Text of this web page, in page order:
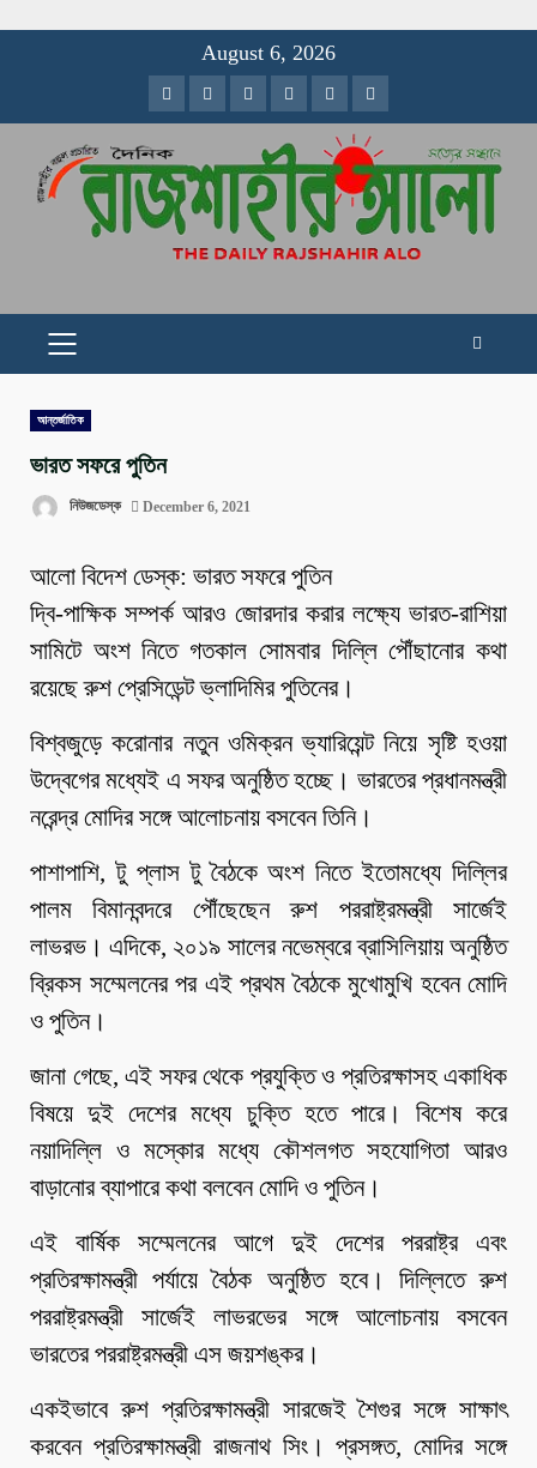
August 6, 2026
Facebook
TwitterInstagram
Youtube
VK LinkedIn
PRIMARY
আন্তর্জাতিক
ভারত সফরে পুতিন
নিউজডেস্ক December 6, 2021
আলো বিদেশ ডেস্ক: ভারত সফরে পুতিন
দ্বি-পাক্ষিক সম্পর্ক আরও জোরদার করার লক্ষ্যে ভারত-রাশিয়া
সামিটে অংশ নিতে গতকাল সোমবার দিল্লি পৌঁছানোর কথা
রয়েছে রুশ প্রেসিডেন্ট ভ্লাদিমির পুতিনের।
বিশ্বজুড়ে করোনার নতুন ওমিক্রন ভ্যারিয়েন্ট নিয়ে সৃষ্টি হওয়া
উদ্বেগের মধ্যেই এ সফর অনুষ্ঠিত হচ্ছে। ভারতের প্রধানমন্ত্রী
নরেন্দ্র মোদির সঙ্গে আলোচনায় বসবেন তিনি।
পাশাপাশি, টু প্লাস টু বৈঠকে অংশ নিতে ইতোমধ্যে দিল্লির
পালম বিমানবন্দরে পৌঁছেছেন রুশ পররাষ্ট্রমন্ত্রী সার্জেই
লাভরভ। এদিকে, ২০১৯ সালের নভেম্বরে ব্রাসিলিয়ায় অনুষ্ঠিত
ব্রিকস সম্মেলনের পর এই প্রথম বৈঠকে মুখোমুখি হবেন মোদি
ও পুতিন।
জানা গেছে, এই সফর থেকে প্রযুক্তি ও প্রতিরক্ষাসহ একাধিক
বিষয়ে দুই দেশের মধ্যে চুক্তি হতে পারে। বিশেষ করে
নয়াদিল্লি ও মস্কোর মধ্যে কৌশলগত সহযোগিতা আরও
বাড়ানোর ব্যাপারে কথা বলবেন মোদি ও পুতিন।
এই বার্ষিক সম্মেলনের আগে দুই দেশের পররাষ্ট্র এবং
প্রতিরক্ষামন্ত্রী পর্যায়ে বৈঠক অনুষ্ঠিত হবে। দিল্লিতে রুশ
পররাষ্ট্রমন্ত্রী সার্জেই লাভরভের সঙ্গে আলোচনায় বসবেন
ভারতের পররাষ্ট্রমন্ত্রী এস জয়শঙ্কর।
একইভাবে রুশ প্রতিরক্ষামন্ত্রী সারজেই শৈগুর সঙ্গে সাক্ষাৎ
করবেন প্রতিরক্ষামন্ত্রী রাজনাথ সিং। প্রসঙ্গত, মোদির সঙ্গে